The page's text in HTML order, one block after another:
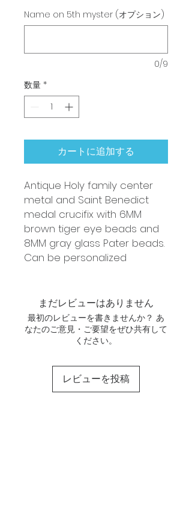
Name on 5th myster (オプション)
0/9
数量 *
カートに追加する
Antique Holy family center
metal and Saint Benedict
medal crucifix with 6MM
brown tiger eye beads and
8MM gray glass Pater beads.
Can be personalized
まだレビューはありません
最初のレビューを書きませんか？ あ
なたのご意見・ご要望をぜひ共有して
ください。
レビューを投稿